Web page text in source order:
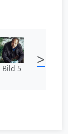
Bild 5 >